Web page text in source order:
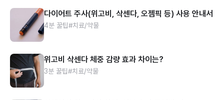
다이어트 주사(위고비, 삭센다, 오젬픽 등) 사용 안내서
4분 꿀팁#치료/약물
위고비 삭센다 체중 감량 효과 차이는?
3분 꿀팁#치료/약물